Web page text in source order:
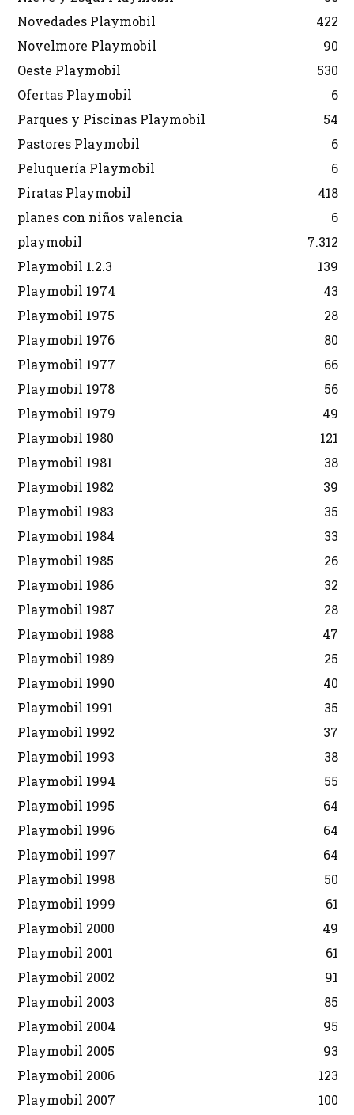
Novedades Playmobil
422
Novelmore Playmobil
90
Oeste Playmobil
530
Ofertas Playmobil
6
Parques y Piscinas Playmobil
54
Pastores Playmobil
6
Peluquería Playmobil
6
Piratas Playmobil
418
planes con niños valencia
6
playmobil
7.312
Playmobil 1.2.3
139
Playmobil 1974
43
Playmobil 1975
28
Playmobil 1976
80
Playmobil 1977
66
Playmobil 1978
56
Playmobil 1979
49
Playmobil 1980
121
Playmobil 1981
38
Playmobil 1982
39
Playmobil 1983
35
Playmobil 1984
33
Playmobil 1985
26
Playmobil 1986
32
Playmobil 1987
28
Playmobil 1988
47
Playmobil 1989
25
Playmobil 1990
40
Playmobil 1991
35
Playmobil 1992
37
Playmobil 1993
38
Playmobil 1994
55
Playmobil 1995
64
Playmobil 1996
64
Playmobil 1997
64
Playmobil 1998
50
Playmobil 1999
61
Playmobil 2000
49
Playmobil 2001
61
Playmobil 2002
91
Playmobil 2003
85
Playmobil 2004
95
Playmobil 2005
93
Playmobil 2006
123
Playmobil 2007
100